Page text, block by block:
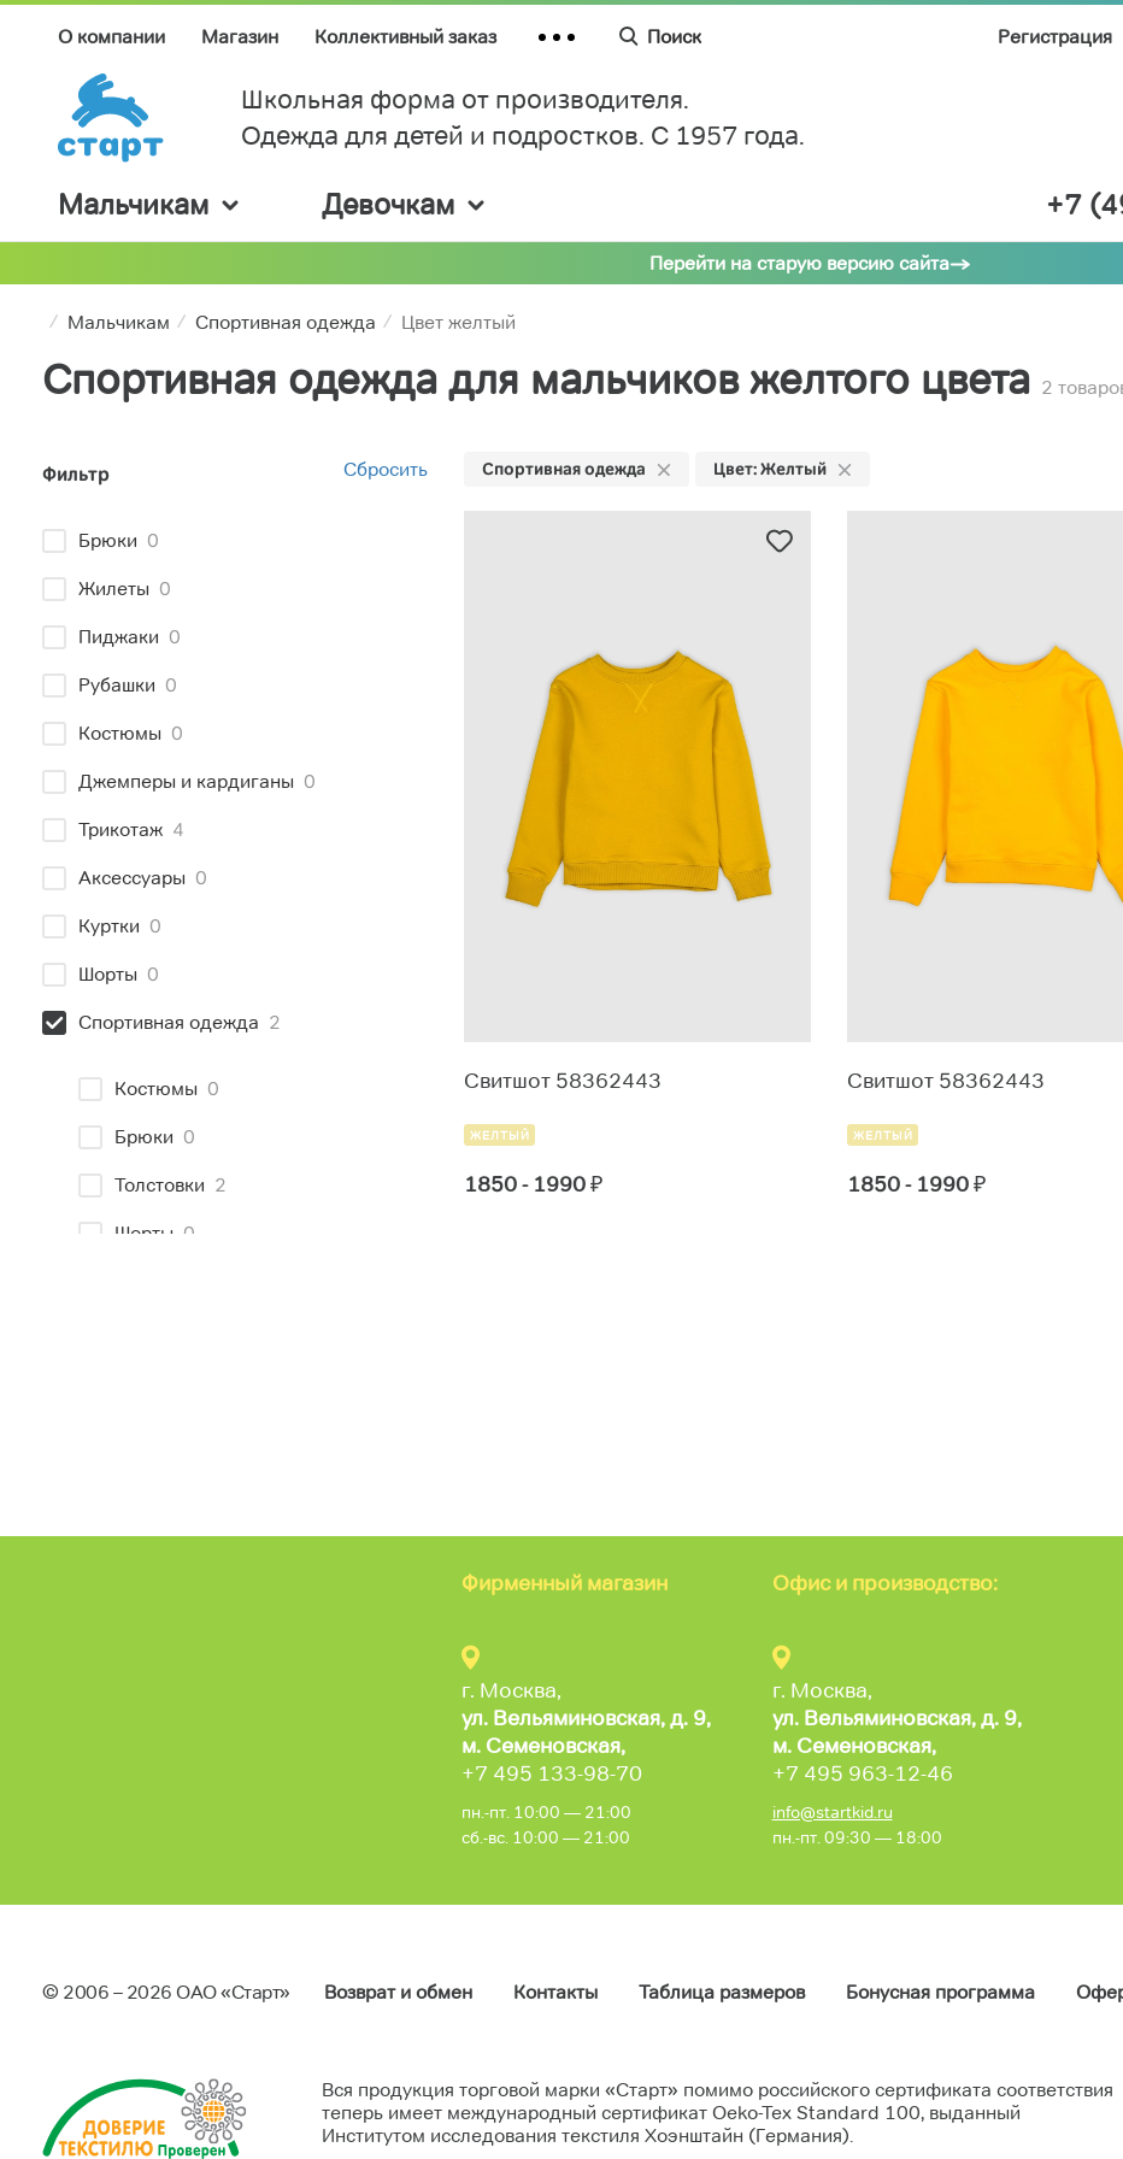
О компании Магазин Коллективный заказ Поиск Регистрация
Школьная форма от производителя.
Одежда для детей и подростков. C 1957 года.
Мальчикам Девочкам +7
Перейти на старую версию сайта
Мальчикам Спортивная одежда Цвет желтый
Спортивная одежда для мальчиков желтого цвета 2
Фильтр Сбросить Спортивная одежда Цвет: Желтый
Брюки 0
Жилеты 0
Пиджаки 0
Рубашки 0
Костюмы 0
Джемперы и кардиганы 0
Трикотаж 4
Аксессуары 0
Куртки 0
Шорты 0
Спортивная одежда 2
Костюмы 0
Брюки 0
Толстовки 2
Шорты 0
Свитшот 58362443
ЖЕЛТЫЙ
1850 - 1990₽
Свитшот 58362443
ЖЕЛТЫЙ
1850 - 1990₽
Фирменный магазин
г. Москва,
ул. Вельяминовская,д. 9,
м. Семеновская,
+7 495 133-98-70
пн.-пт. 10:00 — 21:00
сб.-вс. 10:00 — 21:00
Офис и производство:
г. Москва,
ул. Вельяминовская,д. 9,
м. Семеновская,
+7 495 963-12-46
info@startkid.ru
пн.-пт. 09:30 — 18:00
© 2006 – 2026 ОAO «Старт» Возврат и обмен Контакты Таблица размеров Бонусная программа
Вся продукция торговой марки «Старт» помимо российского сертификата соответствия
теперь имеет международный сертификат Oeko-Tex Standard 100, выданный
Институтом исследования текстиля Хоэнштайн (Германия).